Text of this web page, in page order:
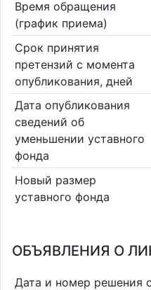
Время обращения
(график приема)
Срок принятия
претензий с момента
опубликования, дней
Дата опубликования
сведений об
уменьшении уставного
фонда
Новый размер
уставного фонда
ОБЪЯВЛЕНИЯ О
Дата и номер решения